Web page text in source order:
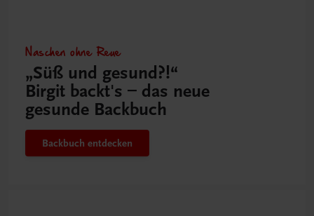
Naschen ohne Reue
„Süß und gesund?!“
Birgit backt's – das neue
gesunde Backbuch
Backbuch entdecken